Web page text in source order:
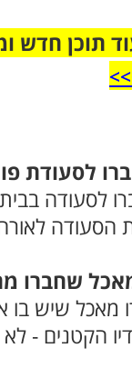
תוכן חדש
לסעודת
לסעודה
הסעודה
שחברו
שיש בו
הקטנים -